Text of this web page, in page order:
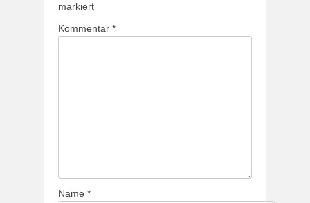
markiert
Kommentar *
Name *